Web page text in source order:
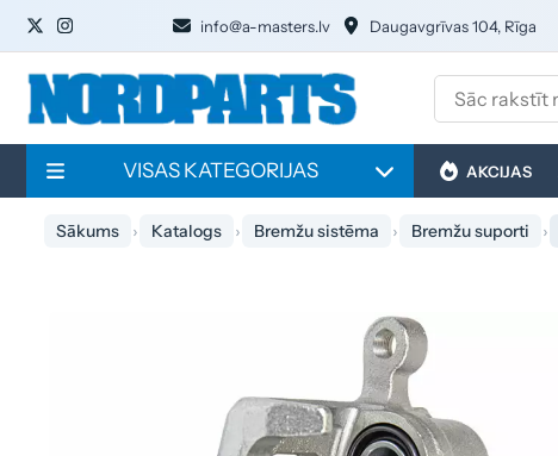
info@a-masters.lv Daugavgrīvas 104, Rīga
VISAS KATEGORIJAS AKCIJAS
Sākums Katalogs Bremžu sistēma Bremžu suporti